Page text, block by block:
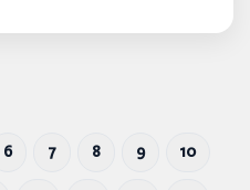
6 7 8 9 10